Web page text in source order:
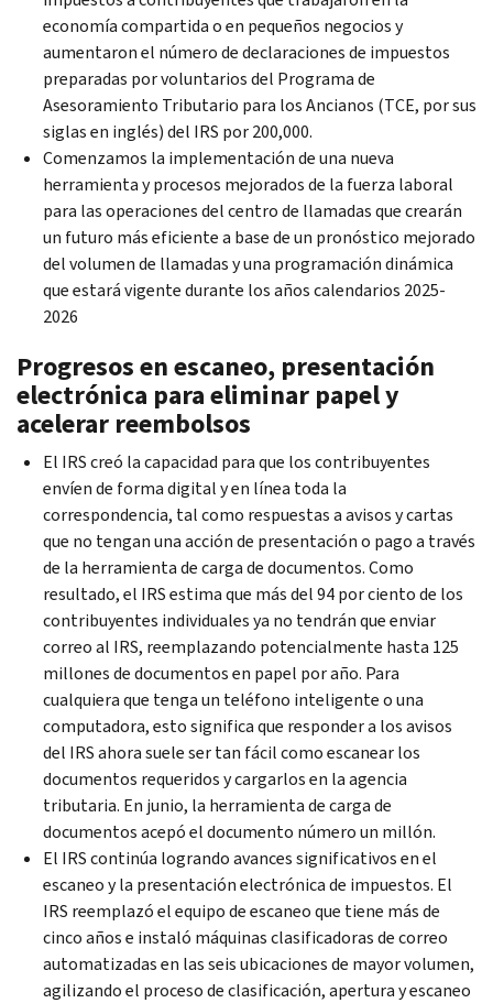
economía compartida o en pequeños negocios y
aumentaron el número de declaraciones de impuestos
preparadas por voluntarios del Programa de
Asesoramiento Tributario para los Ancianos (TCE, por sus
siglas en inglés) del IRS por 200,000.
Comenzamos la implementación de una nueva
herramienta y procesos mejorados de la fuerza laboral
para las operaciones del centro de llamadas que crearán
un futuro más eficiente a base de un pronóstico mejorado
del volumen de llamadas y una programación dinámica
que estará vigente durante los años calendarios 2025-
2026
Progresos en escaneo, presentación
electrónica para eliminar papel y
acelerar reembolsos
El IRS creó la capacidad para que los contribuyentes
envíen de forma digital y en línea toda la
correspondencia, tal como respuestas a avisos y cartas
que no tengan una acción de presentación o pago a través
de la herramienta de carga de documentos. Como
resultado, el IRS estima que más del 94 por ciento de los
contribuyentes individuales ya no tendrán que enviar
correo al IRS, reemplazando potencialmente hasta 125
millones de documentos en papel por año. Para
cualquiera que tenga un teléfono inteligente o una
computadora, esto significa que responder a los avisos
del IRS ahora suele ser tan fácil como escanear los
documentos requeridos y cargarlos en la agencia
tributaria. En junio, la herramienta de carga de
documentos acepó el documento número un millón.
El IRS continúa logrando avances significativos en el
escaneo y la presentación electrónica de impuestos. El
IRS reemplazó el equipo de escaneo que tiene más de
cinco años e instaló máquinas clasificadoras de correo
automatizadas en las seis ubicaciones de mayor volumen,
agilizando el proceso de clasificación, apertura y escaneo